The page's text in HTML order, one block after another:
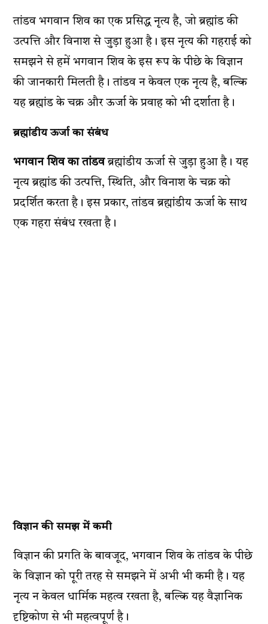
तांडव भगवान शिव का एक प्रसिद्ध नृत्य है, जो ब्रह्मांड की
उत्पत्ति और विनाश से जुड़ा हुआ है। इस नृत्य की गहराई को
समझने से हमें भगवान शिव के इस रूप के पीछे के विज्ञान
की जानकारी मिलती है। तांडव न केवल एक नृत्य है, बल्कि
यह ब्रह्मांड के चक्र और ऊर्जा के प्रवाह को भी दर्शाता है।
ब्रह्मांडीय ऊर्जा का संबंध
भगवान शिव का तांडवब्रह्मांडीय ऊर्जा से जुड़ा हुआ है। यह
नृत्य ब्रह्मांड की उत्पत्ति, स्थिति, और विनाश के चक्र को
प्रदर्शित करता है। इस प्रकार, तांडव ब्रह्मांडीय ऊर्जा के साथ
एक गहरा संबंध रखता है।
विज्ञान की समझ में कमी
विज्ञान की प्रगति के बावजूद, भगवान शिव के तांडव के पीछे
के विज्ञान को पूरी तरह से समझने में अभी भी कमी है। यह
नृत्य न केवल धार्मिक महत्व रखता है, बल्कि यह वैज्ञानिक
दृष्टिकोण से भी महत्वपूर्ण है।